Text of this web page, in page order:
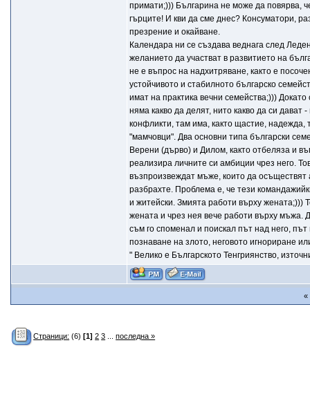
примати;))) Българина не може да повярва,
гърците! И кви да сме днес? Консуматори,
презрение и окайване.
Календара ни се създава веднага след
желанието да участват в развитието на
не е въпрос на надхитряване, както е
устойчивото и стабилното българско
имат на практика вечни семейства;)))
няма какво да делят, нито какво да си дават
конфликти, там има, както щастие,
"мамчовци". Два основни типа български
Верени (дърво) и Дилом, както отбеляза и
реализира личните си амбиции чрез него.
възпроизвеждат мъже, които да
разбрахте. Проблема е, че тези
и житейски. Змията работи върху жената;)))
жената и чрез нея вече работи върху мъжа.
съм го споменал и поискал път над него,
познаване на злото, неговото игнориране
" Велико е Българското Тенгриянство,
«
Страници: (6)[1] 2 3 ...последна »